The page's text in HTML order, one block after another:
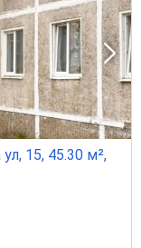
15, 45.30 м²,